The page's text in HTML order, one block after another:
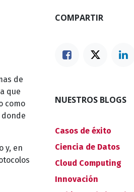
de
que
como
y, en
COMPARTIR
NUESTROS BLOGS
Casos de éxito
Ciencia de Datos
Cloud Computing
Innovación